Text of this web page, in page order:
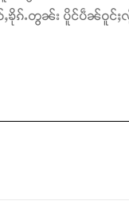
ႇၶိုၵ်ႉတွၼ်း ပိူင်ပဵၼ်ဝူင်